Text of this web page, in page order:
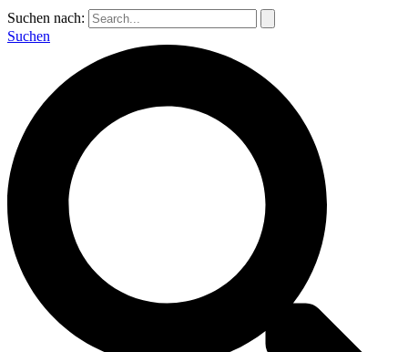
Suchen nach:
Suchen